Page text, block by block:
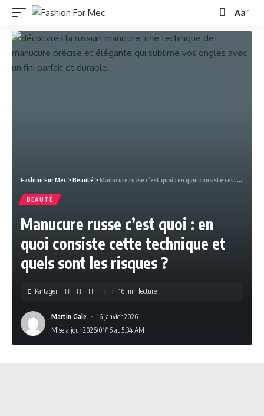
Aa
Fashion For Mec >Beauté >Manucure russe c’est quoi : en quoi consiste cette technique et quels sont les risques ?
BEAUTÉ
Manucure russe c’est quoi : en
quoi consiste cette technique et
quels sont les risques ?
Martin Gale
16 janvier 2026
Mise à jour 2026/01/16 at 5:34 AM
Partager 16 min lecture